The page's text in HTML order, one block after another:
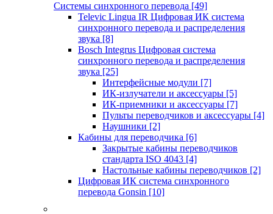
Системы синхронного перевода [49]
Televic Lingua IR Цифровая ИК система
синхронного перевода и распределения
звука [8]
Bosch Integrus Цифровая система
синхронного перевода и распределения
звука [25]
Интерфейсные модули [7]
ИК-излучатели и аксессуары [5]
ИК-приемники и аксессуары [7]
Пульты переводчиков и аксессуары [4]
Наушники [2]
Кабины для переводчика [6]
Закрытые кабины переводчиков
стандарта ISO 4043 [4]
Настольные кабины переводчиков [2]
Цифровая ИК система синхронного
перевода Gonsin [10]